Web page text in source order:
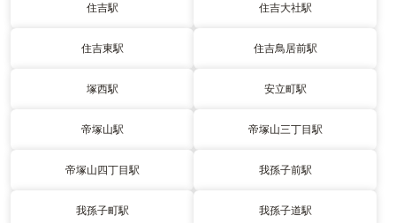
住吉駅 住吉大社駅
住吉東駅 住吉鳥居前駅
塚西駅 安立町駅
帝塚山駅 帝塚山三丁目駅
帝塚山四丁目駅 我孫子前駅
我孫子町駅 我孫子道駅